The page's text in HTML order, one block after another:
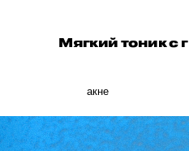
Мягкий тоник с
акне